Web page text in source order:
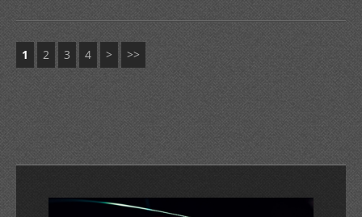
1 2 3 4 > >>